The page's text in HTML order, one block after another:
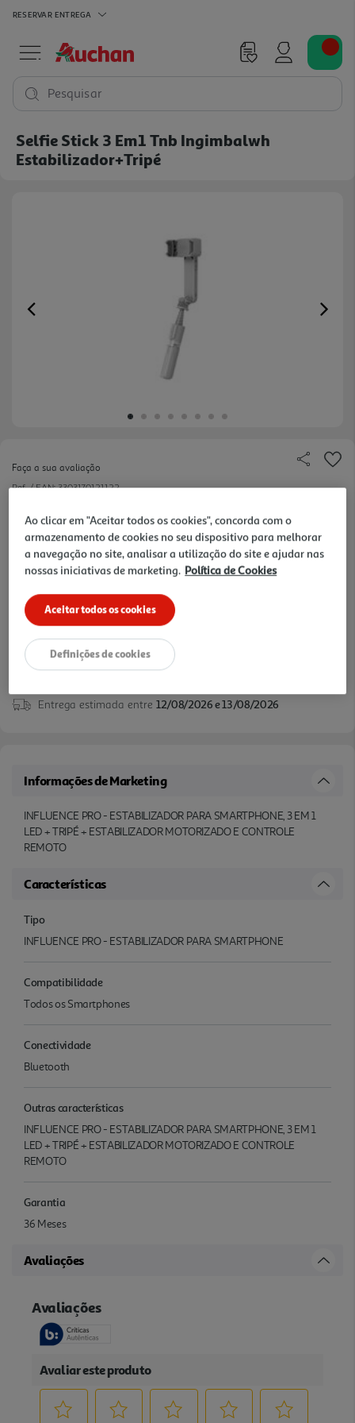
RESERVAR ENTREGA
Pesquisar
Selfie Stick 3 Em1 Tnb Ingimbalwh
Estabilizador+tripé
Previous
Faça a sua avaliação
Ref. / EAN:3303170121122
INFLUENCE PRO - ESTABILIZADOR PARA
SMARTPHONE, 3 EM 1 LED + TRIPÉ +
ESTABILIZADOR MOTORIZADO E CONTROLE
REMOTO
ver
mais
59,99 €
Entrega estimada entre 12/08/2026 e 13/08/2026
Informações de Marketing
INFLUENCE PRO - ESTABILIZADOR PARA SMARTPHONE, 3 EM 1
LED + TRIPÉ + ESTABILIZADOR MOTORIZADO E CONTROLE
REMOTO
Características
Tipo
INFLUENCE PRO - ESTABILIZADOR PARA SMARTPHONE
Compatibilidade
Todos os Smartphones
Conectividade
Bluetooth
Outras características
INFLUENCE PRO - ESTABILIZADOR PARA SMARTPHONE, 3 EM 1
LED + TRIPÉ + ESTABILIZADOR MOTORIZADO E CONTROLE
REMOTO
Garantia
36 Meses
Avaliações
Ao clicar em "Aceitar todos os cookies", concorda com o
armazenamento de cookies no seu dispositivo para melhorar
a navegação no site, analisar a utilização do site e ajudar nas
nossas iniciativas de marketing. Política de Cookies
Aceitar todos os cookies
Definições de cookies